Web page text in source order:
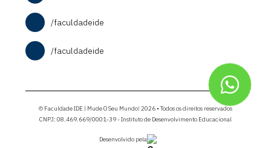
/faculdadeide
/faculdadeide
© Faculdade IDE | Mude O Seu Mundo! 2026 • Todos os direitos reservados
CNPJ: 08.469.669/0001-39 - Instituto de Desenvolvimento Educacional
Desenvolvido pela